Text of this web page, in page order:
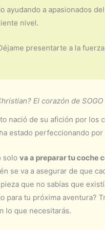
ayudando a apasionados del
nivel.
presentarte a la fuerza
El corazón de
nació de su afición por los
estado perfeccionando por
solo va a preparar tu coche
se va a asegurar de que
que no sabías que
para tu próxima aventura?
lo que necesitarás.